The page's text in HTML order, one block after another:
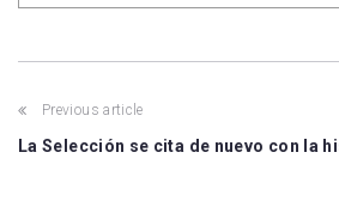
Previous article
La Selección se cita de nuevo con la